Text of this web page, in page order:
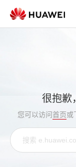
很抱歉
您可以访问首页或